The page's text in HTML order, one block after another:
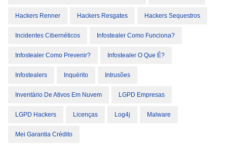
Hackers Renner Hackers Resgates Hackers Sequestros
Incidentes Cibernéticos Infostealer Como Funciona?
Infostealer Como Prevenir? Infostealer O Que É?
Infostealers Inquérito Intrusões
Inventário De Ativos Em Nuvem LGPD Empresas
LGPD Hackers Licenças Log4j Malware
Mei Garantia Crédito